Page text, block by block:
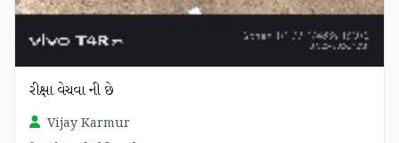
રીક્ષા વેચવા ની છે
Vijay Karmur